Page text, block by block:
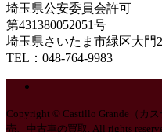
埼玉県公安委員会許可
第431380052051号
埼玉県さいたま市緑区大門
TEL：048-764-9983
Copyright © Castillo Grande（カ
売、中古車の買取. All rights